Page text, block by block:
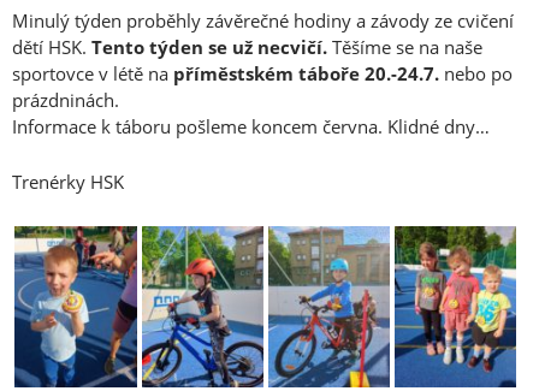
Minulý týden proběhly závěrečné hodiny a závody ze cvičení
dětí HSK. Tento týden se už necvičí. Těšíme se na naše
sportovce v létě na příměstském táboře 20.-24.7. nebo po
prázdninách.
Informace k táboru pošleme koncem června. Klidné dny…
Trenérky HSK